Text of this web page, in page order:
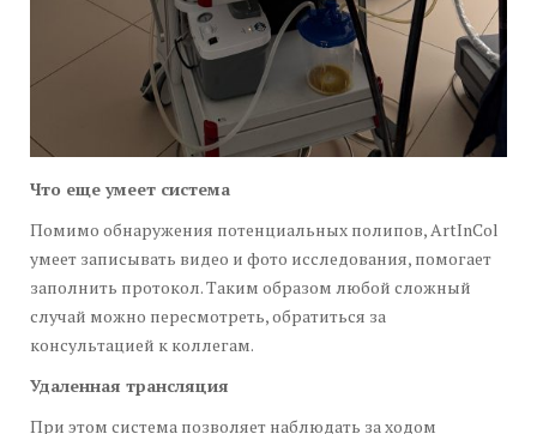
Что еще умеет система
Помимо обнаружения потенциальных полипов, ArtInCol
умеет записывать видео и фото исследования, помогает
заполнить протокол. Таким образом любой сложный
случай можно пересмотреть, обратиться за
консультацией к коллегам.
Удаленная трансляция
При этом система позволяет наблюдать за ходом